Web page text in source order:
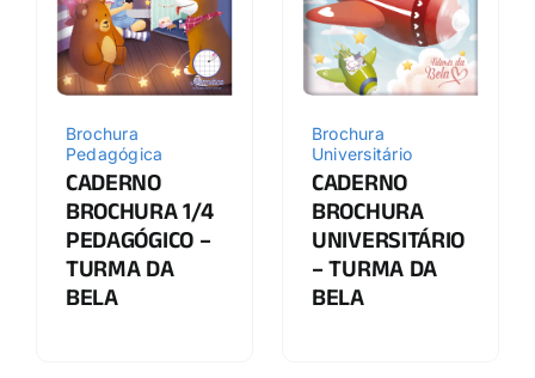
Brochura
Pedagógica
CADERNO
BROCHURA 1/4
PEDAGÓGICO –
TURMA DA
BELA
Brochura
Universitário
CADERNO
BROCHURA
UNIVERSITÁRIO
– TURMA DA
BELA